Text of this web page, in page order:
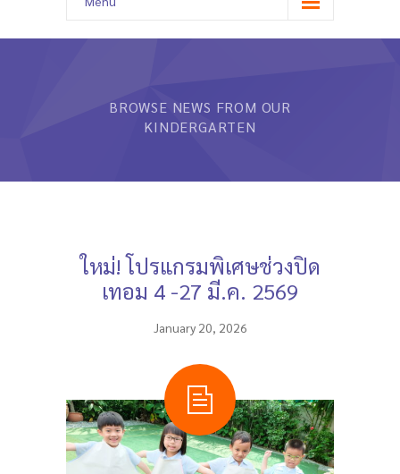
หน้าแรก
หลักสูตรและการสอน
ติดต่อเรา
BROWSE NEWS FROM OUR
KINDERGARTEN
ใหม่! โปรแกรมพิเศษช่วงปิด
เทอม 4 -27 มี.ค. 2569
January 20, 2026